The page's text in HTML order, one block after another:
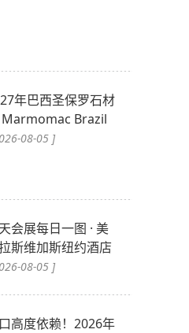
年巴西圣保罗石材
Marmomac Brazil
08-05 ]
会展每日一图 · 美
斯维加斯纽约酒店
08-05 ]
高度依赖！2026年